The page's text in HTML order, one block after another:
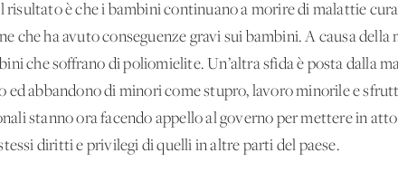
risultato è che i bambini continuano a morire di malattie
che ha avuto conseguenze gravi sui bambini. A causa della
che soffrano di poliomielite. Un’altra sfida è posta dalla
ed abbandono di minori come stupro, lavoro minorile e
stanno ora facendo appello al governo per mettere in
diritti e privilegi di quelli in altre parti del paese.